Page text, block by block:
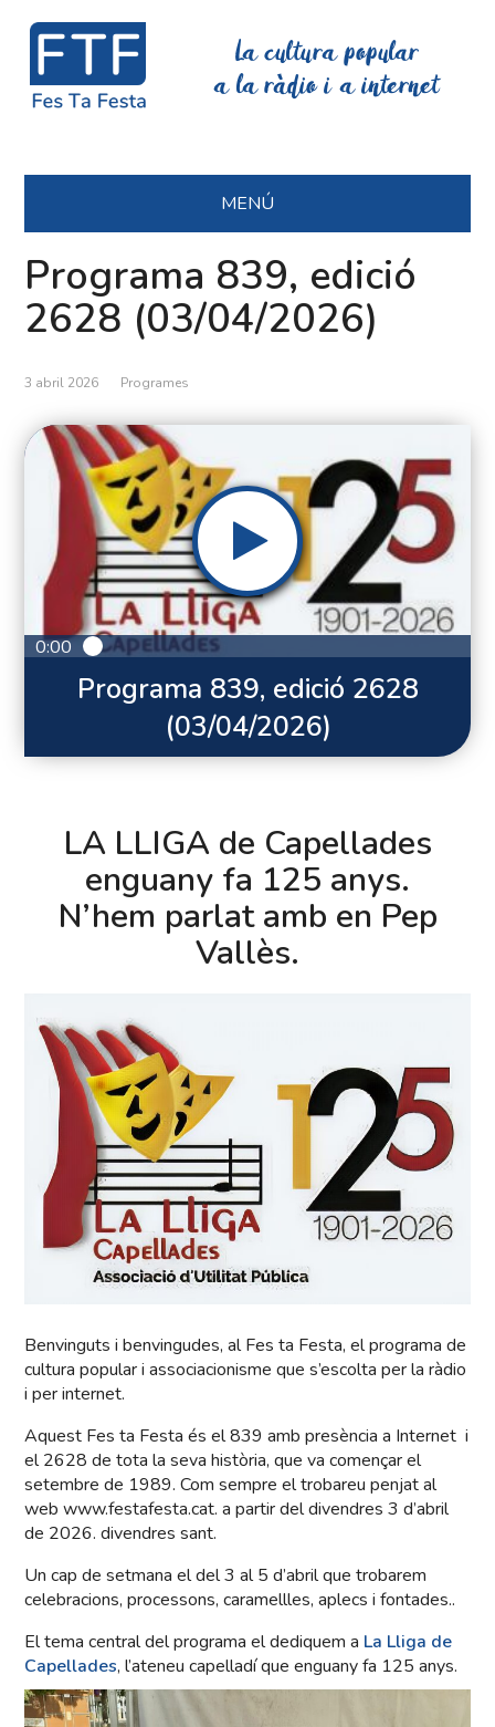
La cultura popular
a la ràdio i a internet
MENÚ
Programa 839, edició
2628 (03/04/2026)
3 abril 2026 Programes
0:00
Programa 839, edició 2628
(03/04/2026)
LA LLIGA de Capellades
enguany fa 125 anys.
N’hem parlat amb en Pep
Vallès.
Benvinguts i benvingudes, al Fes ta Festa, el programa de
cultura popular i associacionisme que s’escolta per la ràdio
i per internet.
Aquest Fes ta Festa és el 839 amb presència a Internet i
el 2628 de tota la seva història, que va començar el
setembre de 1989. Com sempre el trobareu penjat al
web www.festafesta.cat. a partir del divendres 3 d’abril
de 2026. divendres sant.
Un cap de setmana el del 3 al 5 d’abril que trobarem
celebracions, processons, caramellles, aplecs i fontades..
El tema central del programa el dediquem a La Lliga de
Capellades, l’ateneu capelladí que enguany fa 125 anys.